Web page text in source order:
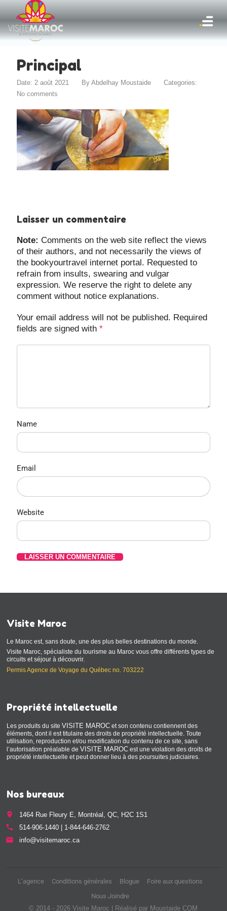
Principal
Date: 2 août 2021 ByAbdelhay Moustaide
Categories:
No comments
Laisser un commentaire
Note: Comments on the web site reflect the views
of their authors, and not necessarily the views of
the bookyourtravel internet portal. Requested to
refrain from insults, swearing and vulgar
expression. We reserve the right to delete any
comment without notice explanations.
Your email address will not be published. Required
fields are signed with*
Name
Email
Website
Visite Maroc
Le Maroc est, sans doute, une des plus belles destinations du monde.
Visite Maroc, spécialiste du tourisme au Maroc vous offre différents types de
circuits et séjour à découvrir.
Permis Agence de Voyage du Québec no. 703222
Propriété intellectuelle
Les produits du siteVISITE MAROC et son contenu contiennent des
éléments, dont il est titulaire des droits de propriété intellectuelle. Toute
utilisation, reproduction et/ou modification du contenu de ce site, sans
l’autorisation préalable deVISITE MAROC est une violation des droits de
propriété intellectuelle et peut donner lieu à des poursuites judiciaires.
Nos bureaux
place 1464 Rue Fleury E, Montréal, QC, H2C 1S1
call 514-906-1440 | 1-844-646-2762
email info@visitemaroc.ca
© 2014 - 2026 Visite Maroc | Réalisé par Moustaide COM
L’agence Conditions générales Blogue
Foire aux questions
Nous Joindre